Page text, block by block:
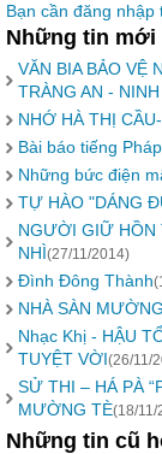
Bạn cần đăng
Những tin mới
VĂN BIA BẢO VỆ
TRÀNG AN -
NHỚ HÀ THỊ
Bài báo tiếng
Những bức điện
TỰ HÀO "DÁNG
NGƯỜI GIỮ HỒN
NHÌ(27/11/2014)
Đình Đông Thành
NHÀ SÀN MƯỜNG
Nhạc Khị - HẬU
TUYỆT VỜI(26/11/
SỬ THI – HÁ PÀ
MƯỜNG TÈ(18/11/
Những tin cũ